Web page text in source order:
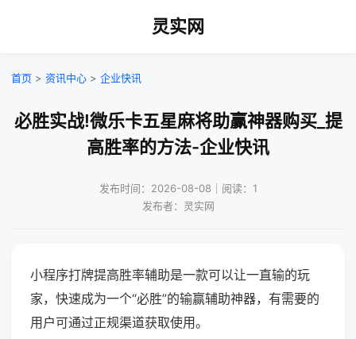
灵实网
首页 > 资讯中心 > 企业快讯
必胜实战!微乐卡五星麻将助赢神器购买_提
高胜率的方法-企业快讯
发布时间：2026-08-08｜阅读：1
发布者：灵实网
小程序打牌提高胜率辅助是一款可以让一直输的玩
家，快速成为一个“必胜”的输赢辅助神器，有需要的
用户可通过正规渠道获取使用。